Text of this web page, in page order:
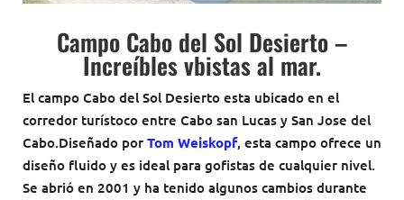
corredor turístoco entre Cabo san Lucas y San Jose del
Cabo.Diseñado porTom Weiskopf, esta campo ofrece un
diseño fluido y es ideal para gofistas de cualquier nivel.
Se abrió en 2001 y ha tenido algunos cambios durante
los años, con bastantes mejoras y adiciones de mas
hoyos con vista la mar. Etse campo ofrece 5 posiciones
diferentes de Tee Box siendo adecuado para golfistas
de todos los niveles. A pesar de ser menos conocido que